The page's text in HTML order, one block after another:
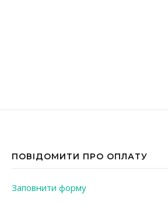
ПОВІДОМИТИ ПРО ОПЛАТУ
Заповнити форму